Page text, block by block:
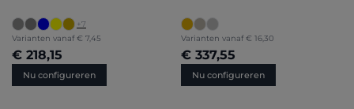
+7
Varianten vanaf € 7,45
€ 218,15
Nu configureren
Varianten vanaf € 16,30
€ 337,55
Nu configureren